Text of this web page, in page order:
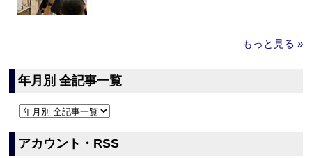
もっと見る »
年月別 全記事一覧
アカウント・RSS